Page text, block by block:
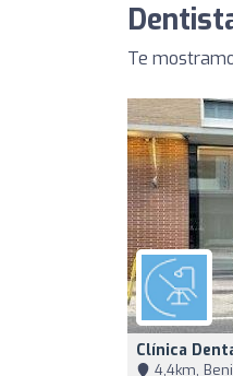
Te
Clínica
4,4km,